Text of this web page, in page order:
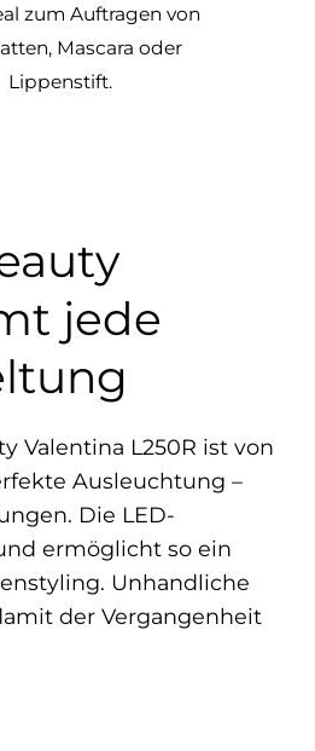
zum Auftragen von
Mascara oder
Lippenstift.
jede
Valentina L250R ist von
Ausleuchtung –
Die LED-
ermöglicht so ein
Unhandliche
der Vergangenheit